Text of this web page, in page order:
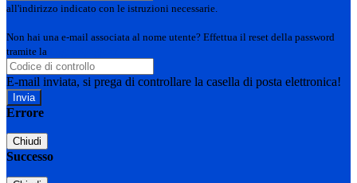
all'indirizzo indicato con le istruzioni necessarie.
Non hai una e-mail associata al nome utente? Effettua il reset della password
tramite la
E-mail inviata, si prega di controllare la casella di posta elettronica!
Errore
Chiudi
Successo